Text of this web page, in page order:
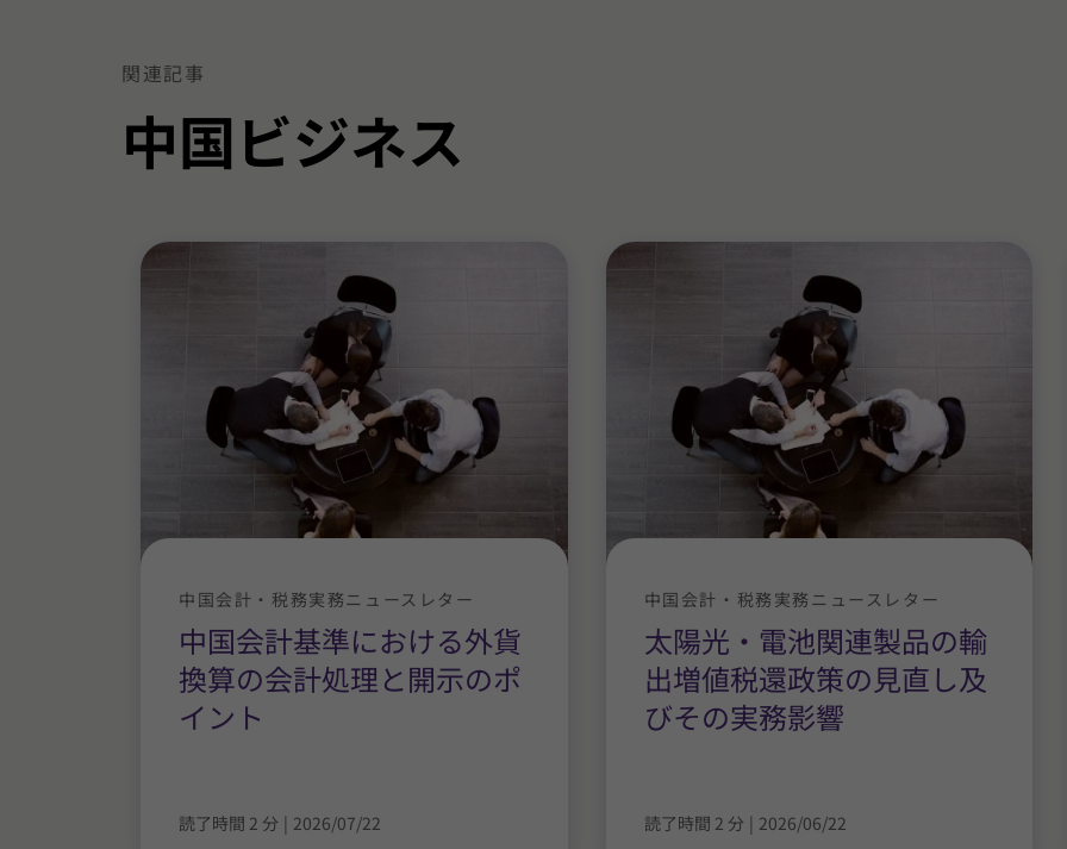
関連記事
中国ビジネス
中国会計基準における外貨
換算の会計処理と開示のポ
イント
中国会計・税務実務ニュースレター
読了時間 2 分 | 2026/07/22
太陽光・電池関連製品の輸
出増値税還政策の見直し及
びその実務影響
中国会計・税務実務ニュースレター
読了時間 2 分 | 2026/06/22